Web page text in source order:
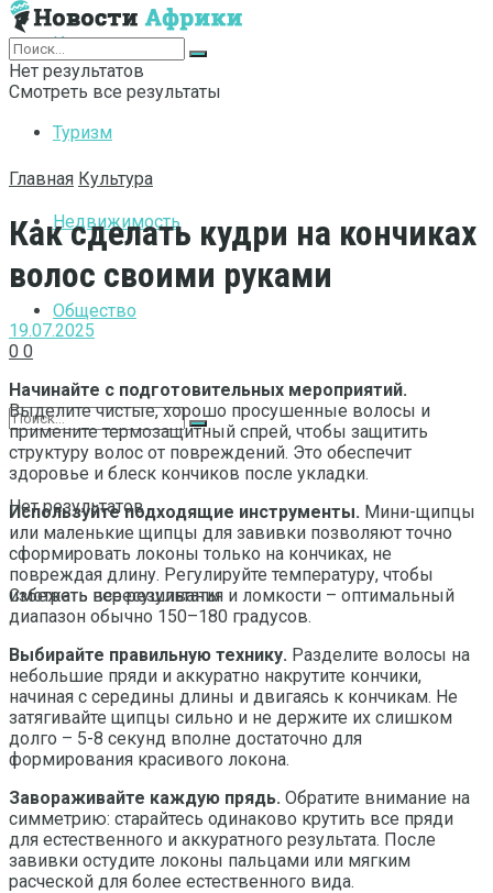
Интернет
Туризм
Недвижимость
Общество
Нет результатов
Смотреть все результаты
Нет результатов
Смотреть все результаты
Главная Культура
Как сделать кудри на кончиках
волос своими руками
19.07.2025
0 0
Начинайте с подготовительных мероприятий.
Выделите чистые, хорошо просушенные волосы и
примените термозащитный спрей, чтобы защитить
структуру волос от повреждений. Это обеспечит
здоровье и блеск кончиков после укладки.
Используйте подходящие инструменты. Мини-щипцы
или маленькие щипцы для завивки позволяют точно
сформировать локоны только на кончиках, не
повреждая длину. Регулируйте температуру, чтобы
избежать пересушивания и ломкости – оптимальный
диапазон обычно 150–180 градусов.
Выбирайте правильную технику. Разделите волосы на
небольшие пряди и аккуратно накрутите кончики,
начиная с середины длины и двигаясь к кончикам. Не
затягивайте щипцы сильно и не держите их слишком
долго – 5-8 секунд вполне достаточно для
формирования красивого локона.
Завораживайте каждую прядь. Обратите внимание на
симметрию: старайтесь одинаково крутить все пряди
для естественного и аккуратного результата. После
завивки остудите локоны пальцами или мягким
расческой для более естественного вида.